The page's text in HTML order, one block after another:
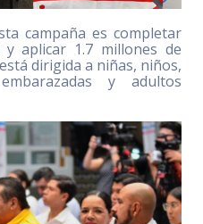
campaña es completar
y aplicar 1.7 millones de
dirigida a niñas, niños,
y adultos